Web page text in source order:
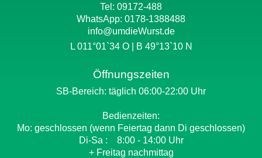
Tel: 09172-488
WhatsApp: 0178-1388488
info@umdieWurst.de
L 011°01`34 O | B 49°13`10 N
Öffnungszeiten
SB-Bereich: täglich 06:00-22:00 Uhr
Bedienzeiten:
Mo: geschlossen (wenn Feiertag dann Di geschlossen)
Di-Sa : 8:00 - 14:00 Uhr
+ Freitag nachmittag